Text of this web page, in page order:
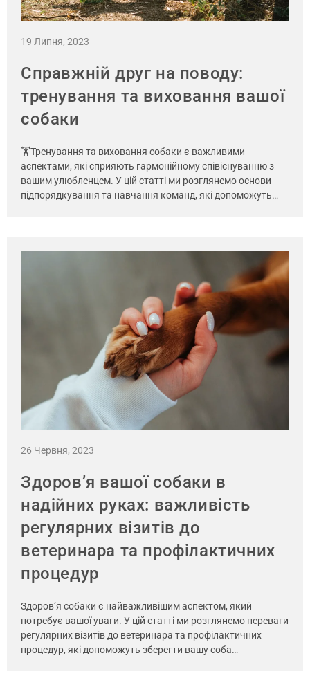
19 Липня, 2023
Справжній друг на поводу:
тренування та виховання вашої
собаки
🏋Тренування та виховання собаки є важливими
аспектами, які сприяють гармонійному співіснуванню з
вашим улюбленцем. У цій статті ми розглянемо основи
підпорядкування та навчання команд, які допоможуть…
26 Червня, 2023
Здоров’я вашої собаки в
надійних руках: важливість
регулярних візитів до
ветеринара та профілактичних
процедур
Здоров’я собаки є найважливішим аспектом, який
потребує вашої уваги. У цій статті ми розглянемо переваги
регулярних візитів до ветеринара та профілактичних
процедур, які допоможуть зберегти вашу соба…